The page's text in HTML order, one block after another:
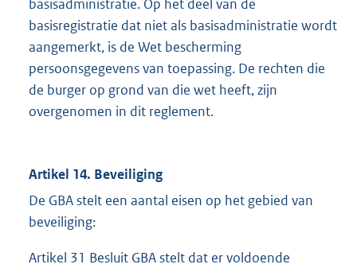
basisadministratie. Op het deel van de
basisregistratie dat niet als basisadministratie wordt
aangemerkt, is de Wet bescherming
persoonsgegevens van toepassing. De rechten die
de burger op grond van die wet heeft, zijn
overgenomen in dit reglement.
Artikel 14. Beveiliging
De GBA stelt een aantal eisen op het gebied van
beveiliging:
Artikel 31 Besluit GBA stelt dat er voldoende